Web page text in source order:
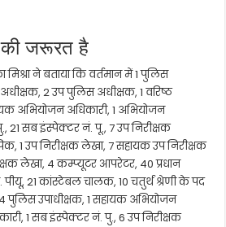
की जरूरत है
ने बताया कि वर्तमान में 1 पुलिस
2 उप पुलिस अधीक्षक, 1 वरिष्ठ
अभियोजन अधिकारी, 1 अभियोजन
21 सब इंस्पेक्टर नं. पू., 7 उप निरीक्षक
1 उप निरीक्षक लेखा, 7 सहायक उप निरीक्षक
लेखा, 4 कम्प्यूटर आपरेटर, 40 प्रधान
21 कांस्टेबल चालक, 10 चतुर्थ श्रेणी के पद
पुलिस उपाधीक्षक, 1 सहायक अभियोजन
1 सब इंस्पेक्टर नं. पु., 6 उप निरीक्षक